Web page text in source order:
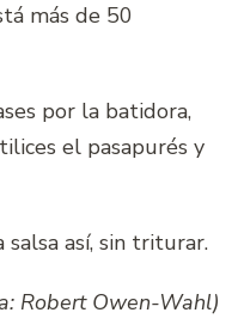
más de 50
por la batidora,
el pasapurés y
así, sin triturar.
Robert Owen-Wahl)